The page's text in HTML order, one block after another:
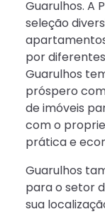
Guarulhos. A
seleção
por
Guarulhos
próspero
de imóveis
com o
prática e
Guarulhos
para o setor
sua